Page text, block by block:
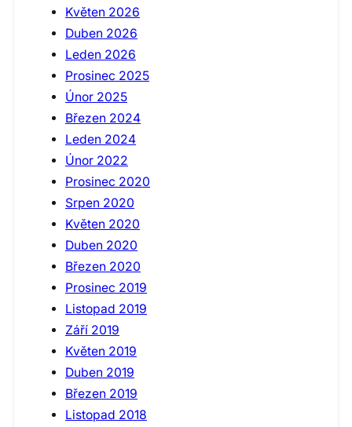
Květen 2026
Duben 2026
Leden 2026
Prosinec 2025
Únor 2025
Březen 2024
Leden 2024
Únor 2022
Prosinec 2020
Srpen 2020
Květen 2020
Duben 2020
Březen 2020
Prosinec 2019
Listopad 2019
Září 2019
Květen 2019
Duben 2019
Březen 2019
Listopad 2018